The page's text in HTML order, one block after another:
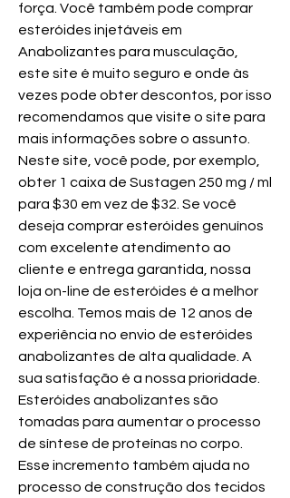
força. Você também pode comprar
esteróides injetáveis em
Anabolizantes para musculação,
este site é muito seguro e onde às
vezes pode obter descontos, por isso
recomendamos que visite o site para
mais informações sobre o assunto.
Neste site, você pode, por exemplo,
obter 1 caixa de Sustagen 250 mg / ml
para $30 em vez de $32. Se você
deseja comprar esteróides genuínos
com excelente atendimento ao
cliente e entrega garantida, nossa
loja on-line de esteróides é a melhor
escolha. Temos mais de 12 anos de
experiência no envio de esteróides
anabolizantes de alta qualidade. A
sua satisfação é a nossa prioridade.
Esteróides anabolizantes são
tomadas para aumentar o processo
de síntese de proteínas no corpo.
Esse incremento também ajuda no
processo de construção dos tecidos